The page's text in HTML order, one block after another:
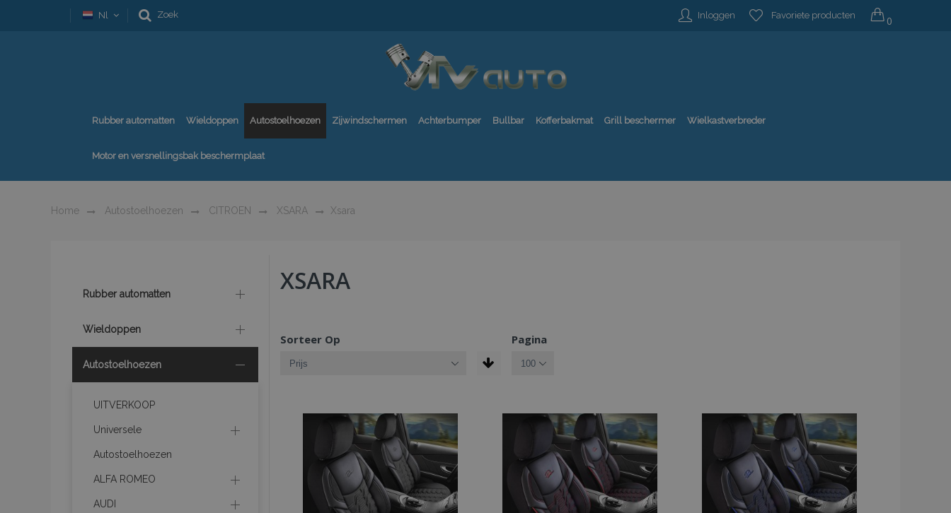
Nl Zoek Inloggen Favoriete producten 0
Rubber automatten Wieldoppen Autostoelhoezen Zijwindschermen Achterbumper Bullbar Kofferbakmat Grill beschermer Wielkastverbreder
Motor en versnellingsbak beschermplaat
Home Autostoelhoezen CITROEN XSARA Xsara
XSARA
Sorteer Op Pagina
Rubber automatten
Wieldoppen
Autostoelhoezen
UITVERKOOP
Universele
Autostoelhoezen
ALFA ROMEO
AUDI